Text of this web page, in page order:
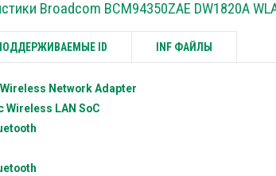
Broadcom BCM94350ZAE DW1820A
ID INF ФАЙЛЫ
Network Adapter
Wireless LAN SoC